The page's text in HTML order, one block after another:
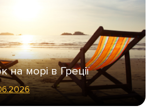
на морі в Греції